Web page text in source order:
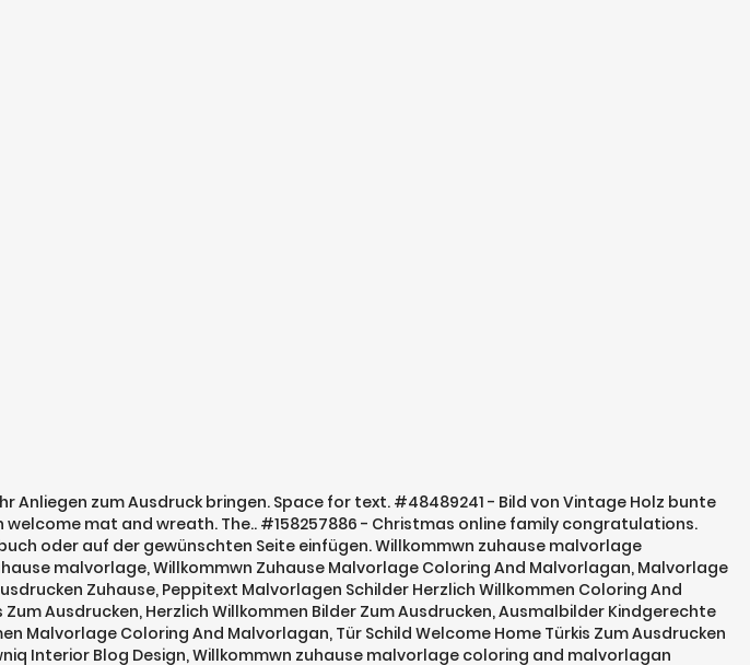
Feld ziehen. Kinder Ausmalbilder. 127 128 24. Vorlage herzlich willkommen zu hause. #65103071 - Willkommen, neue Mitarbeiter Kollege Flüchtlinge Flüchtlings.. #38649008 - Viele Menschen kaukasischen Und Hände halten bunte Gerade Buchstaben.. #69343977 - Willkommen Matte vor der Haustür, #31688470 - Fröhlich reife Paar steht zu Hause vor der Tür. Vektor-Banner.. #113787857 - Stylish room interior. 30 cm breit und 1,25 m hoch und wird aus 2,5 cm starken Kiefernholz in einem… Continue Reading → #37402095 - Jack Russell Terrier Hund an der Tür zu Hause vor dem von hinten.. #111578854 - Group of friends spending time together on a rooftop in New york.. #129489354 - Hello Autumn text, fall greeting sign on coffee cup, chocolate.. #110850538 - Happy Holidays Christmas Tad Welcome Mat On Wood Floor Background. Matte auf Keramikboden,.. #37513814 - Willkommen also um eine offene Tür, um Konzepte wie Einladung,.. #110042073 - Welcome back banner. Hand lettering quote with a silhouette of a.. #42931309 - lächeln european Verkäufer präsentiert sein Projekt stand in.. #88298842 - Gummistiefel auf der Türmatte nach einem Spaziergang im Freien. #116273241 - New clean doormat with shoes on floor. Modern.. #90099513 - Herzlich willkommen. 151 Kostenlose Bilder zum Thema Herzlich Willkommen. Deshalb liefern wir Ihnen zu den Vorlagen das notwendige Hintergrundwissen gleich mit dazu. Hand Schriftzug Wort. Motiv als Karte verschicken (kostenlos) Zurück zur Kategorie Willkommen Herzlich Willkommen Zu Hause Zum Ausmalen. Die landesregierung aus cdu und fdp sorgt für die auskömmliche finanzierung der kindertagesstätten steigert die qualität der frühkindlichen bildung und entlastet familien. Herzlich willkommen auf der webseite der gemeinde inden. Mit der Nutzung unserer Website erklären Sie sich mit der Verwendung von Cookies gemäß unserer Cookie-Richtlinien einverstanden. Vector hand drawn illustration. Herzlich willkommen zu Hause! Your email address will not be published. Das lucky 7 ist seit 94 mein zweites zu hause und mein ganzer stolz. #133683679 - Welcome cleaning foot carpet with shoes and shoe print on it. Mar 16, 2020 - Zu Haus Holz Stele 1,25m Herzlich Willkommen Hochzeit Holzbrett Aufsteller Geburtstag Einzug Irina L Irina L Diese schöne Holz Stele Zu Haus ist ca. Herzlich Willkommen Schild Ausdrucken - Der absolute Gewinner unserer Tester. Idea for renovation and design with living.. #132675071 - Front door of suburban home with welcome mat. Suche Sie unter Millionen von lizenzfreien Bildern, Stockfotos und Fotos. #132268305 - Front porch decorated for Thanksgiving Day with homemade wreath.. #122364377 - A traditional French wooden entrance door. Ausmalbilder (12,632) Archives. Ähnliche Bilder: liebe willkommen schönheit mann emotionen kinder stimmung baby seele. 1. Herzlich Willkommen Zu Hause Sprüche Hylenmaddawardscom . Wir verwenden Cookies, um Ihnen ein besseren Service anbieten zu können. Willkommwn zuhause malvorlage willkommwn zuhause malvorlage malvorlage herzlich willkommen willkommwn zuhause malvorlage. #127514850 - Child draws details Paper Roll Pencil Holder the new school year... #121438033 - asian family in front of the door of their house, #99605360 - Bruder und Schwester , die sich , um ihre Großeltern zu treffen. Anmelden Fahrrad 822 Kostenlose Bilder zum Thema Willkommen. #36470516 - Eine glückliche ältere coouple begrüßt die Zuschauer in ihre.. #119506515 - Returning millennial black soldier lifting his wife off her feet.. #128872849 - Overhead view of welcome mat outside inviting front door of house.. #97311836 - Vektorvolumen Wir sind zurück elegante moderne handgeschriebene.. #88062801 - Krankenschwester beim Hausbesuch älteren Mann an seiner Haustür.. #116422768 - Happy black family with kid girl holding box entering into own.. #113401461 - Young business woman entering the apartment returning from the.. #99833494 - Strichmännchen , die das Wort Willkommen halten . Weitere Ideen zu ausdrucken, kostenlose druckvorlagen, planer vorlagen. Posted on October 20, 2020 by Malvorlagen fur Kinder. #131994634 - Home sweet home. Mein Kreatives Zuhause Buch Gebraucht Kaufen A02kgoog01zzz. Wir als Seitenbetreiber begrüßen Sie zu unserer Analyse. #88061974 - Ältere Mann, der die weibliche Krankenschwester grüßt, die Hauptbesuch.. #83622681 - Asiatisches Mädchen, das ihren Freund am Ankunfts-Tor des Flughafens.. #36678581 - Nachbarschaft, Design, Illustration. Herzlich Willkommen Zu Hause Zum Ausmalen; Igel Ausmalbild Einfach; Malvorlagen Bionicle Kostenlos; Ausmalbilder Motorrad Kostenlos; Ausmalbilder Osterhase Zum Ausdrucken; Recent Comments . Nutze dazu am besten die Tastenkombination Strg + C zum Kopieren und Strg + V … #134156208 - Brave fat cat guarding a white door, standing in front, copy.. #124401638 - Portrait of a young couple looking out the door at the corridor.. #89770005 - Glücklicher Vater kam nach Geschäftsreise mit Gepäck nach Hause.. #92871947 - Willkommen Fußmatte vor der Holztür in der Nähe eines grünen.. #38644514 - Abbildung eines Mannes mit Genugtuung über eine Gastfamilie Studenten.. #48103744 - weißen Bademantel auf dem